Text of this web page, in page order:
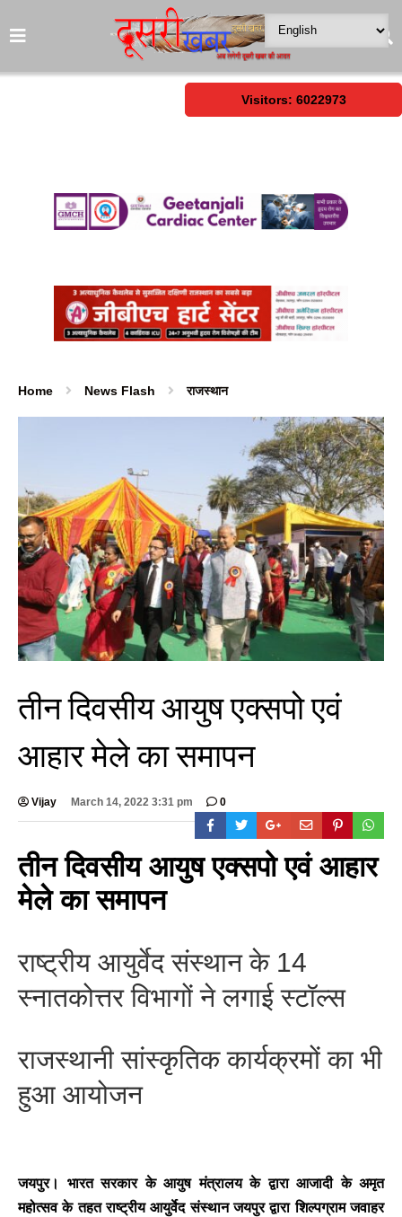
Visitors: 6022973
Home News Flash राजस्थान
तीन दिवसीय आयुष एक्सपो एवं
आहार मेले का समापन
Vijay March 14, 2022 3:31 pm 0
तीन दिवसीय आयुष एक्सपो एवं आहार
मेले का समापन
राष्ट्रीय आयुर्वेद संस्थान के 14
स्नातकोत्तर विभागों ने लगाई स्टॉल्स
राजस्थानी सांस्कृतिक कार्यक्रमों का भी
हुआ आयोजन
जयपुर।
भारत सरकार के आयुष मंत्रालय के द्वारा आजादी के अमृत
महोत्सव के तहत राष्ट्रीय आयुर्वेद संस्थान जयपुर द्वारा शिल्पग्राम जवाहर